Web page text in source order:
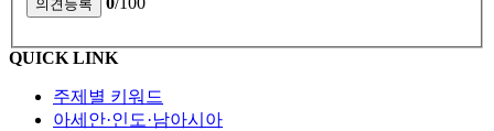
QUICK LINK
주제별 키워드
아세안·인도·남아시아